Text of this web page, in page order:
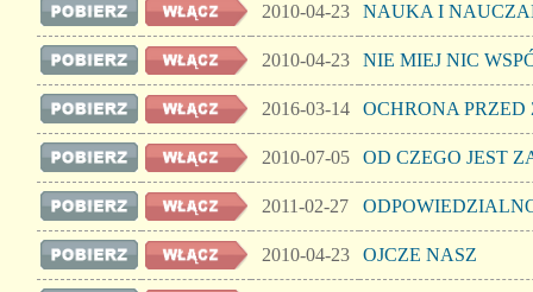
2010-04-23 NAUKA I
2010-04-23 NIE MIEJ NIC
2016-03-14 OCHRONA
2010-07-05 OD CZEGO JEST
2011-02-27
2010-04-23 OJCZE NASZ